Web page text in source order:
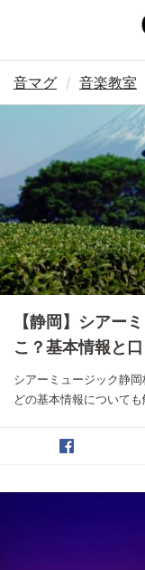
音マグ 音楽教室
【静岡】シアー
こ？基本情報と
シアーミュージック静
どの基本情報についても